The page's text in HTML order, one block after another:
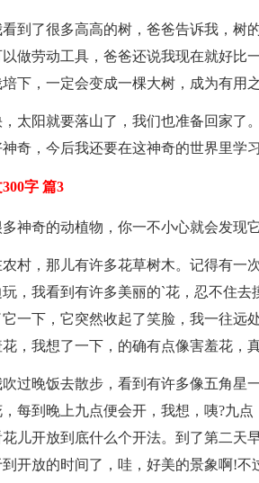
到了很多高高的树，爸爸告诉我，树
做劳动工具，爸爸还说我现在就好比
下，一定会变成一棵大树，成为有用之
太阳就要落山了，我们也准备回家了
奇，今后我还要在这神奇的世界里学习
字 篇3
神奇的动植物，你一不小心就会发现它
村，那儿有许多花草树木。记得有一
，我看到有许多美丽的`花，忍不住
一下，它突然收起了笑脸，我一往远
，我想了一下，的确有点像害羞花，
过晚饭去散步，看到有许多像五角星
每到晚上九点便会开，我想，咦?九
儿开放到底什么个开法。到了第二天
开放的时间了，哇，好美的景象啊!